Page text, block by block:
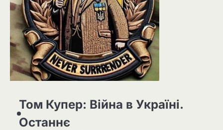
Том Купер: Війна в Україні.
Останнє